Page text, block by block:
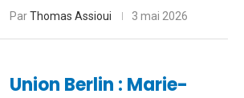
ParThomas Assioui 3 mai 2026
Union Berlin : Marie-